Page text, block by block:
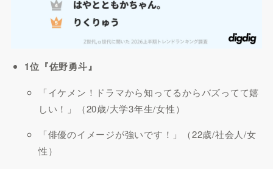
1位『佐野勇斗』
「イケメン！ドラマから知ってるからバズってて嬉
しい！」（20歳/大学3年生/女性）
「俳優のイメージが強いです！」（22歳/社会人/女
性）